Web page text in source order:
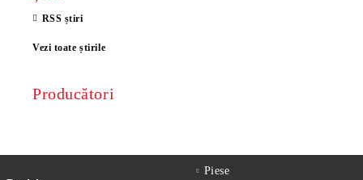
RSS știri
Vezi toate știrile
Producători
Piese